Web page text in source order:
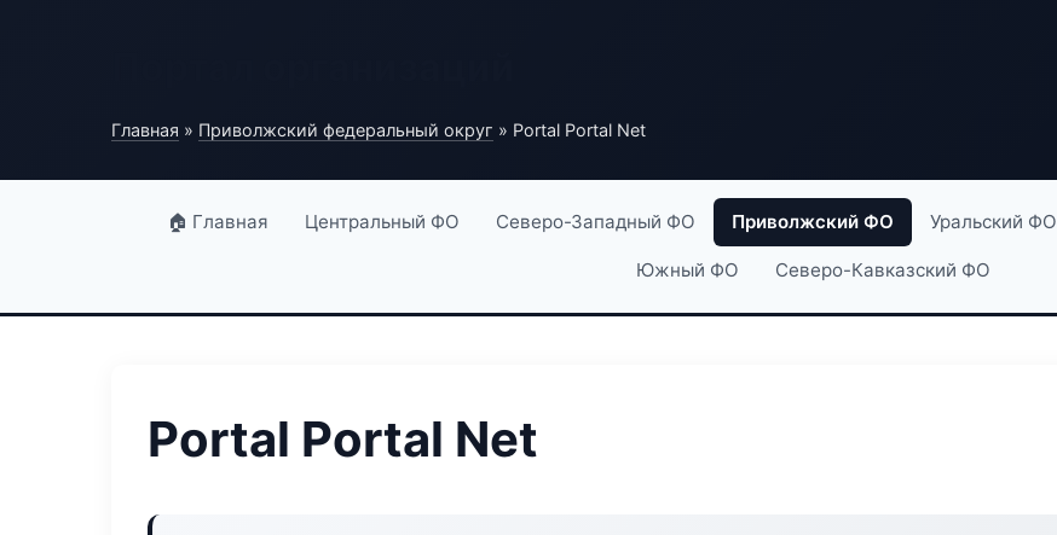
Главная » Приволжский федеральный округ » Portal Portal Net
🏠 Главная Центральный ФО Северо-Западный ФО Приволжский ФО Уральский ФО
Южный ФО Северо-Кавказский ФО
Portal Portal Net